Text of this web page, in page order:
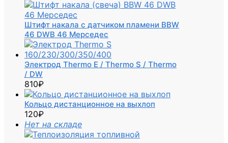
Штифт накала с датчиком пламени BBW
46 DWB 46 Мерседес
Электрод Thermo E / Thermo S / Thermo
/ DW
810₽
Кольцо дистанционное на выхлоп
120₽
Нет на складе